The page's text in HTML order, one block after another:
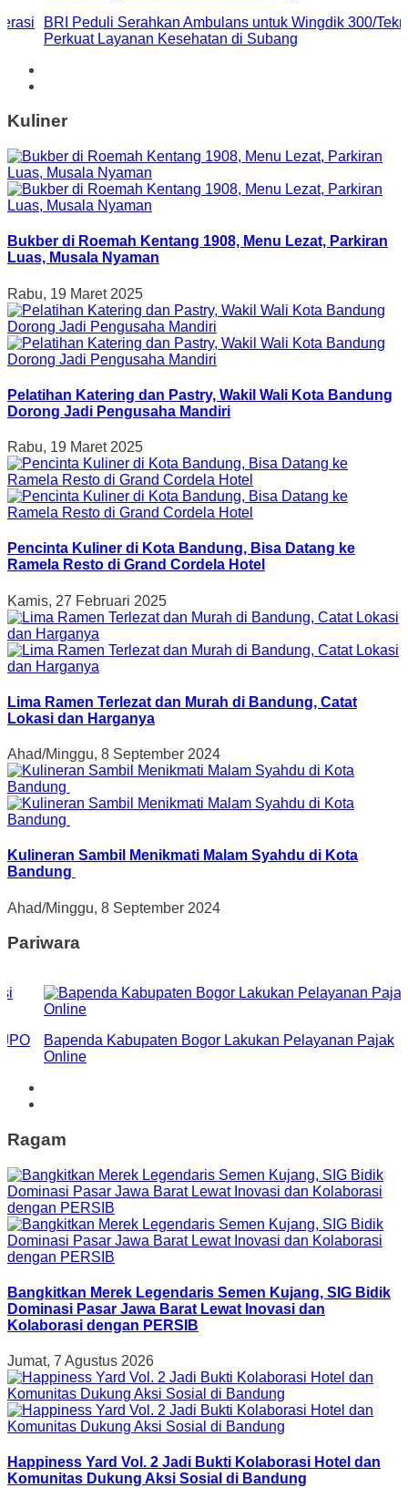
BRI Peduli Serahkan Ambulans untuk Wingdik 300/
Perkuat Layanan Kesehatan di Subang
Kuliner
Bukber di Roemah Kentang 1908, Menu Lezat, Parkiran
Luas, Musala Nyaman
Rabu, 19 Maret 2025
Pelatihan Katering dan Pastry, Wakil Wali Kota Bandung
Dorong Jadi Pengusaha Mandiri
Rabu, 19 Maret 2025
Pencinta Kuliner di Kota Bandung, Bisa Datang ke
Ramela Resto di Grand Cordela Hotel
Kamis, 27 Februari 2025
Lima Ramen Terlezat dan Murah di Bandung, Catat
Lokasi dan Harganya
Ahad/Minggu, 8 September 2024
Kulineran Sambil Menikmati Malam Syahdu di Kota
Bandung
Ahad/Minggu, 8 September 2024
Pariwara
Bapenda Kabupaten Bogor Lakukan Pelayanan Pajak
Online
Ragam
Bangkitkan Merek Legendaris Semen Kujang, SIG Bidik
Dominasi Pasar Jawa Barat Lewat Inovasi dan
Kolaborasi dengan PERSIB
Jumat, 7 Agustus 2026
Happiness Yard Vol. 2 Jadi Bukti Kolaborasi Hotel dan
Komunitas Dukung Aksi Sosial di Bandung